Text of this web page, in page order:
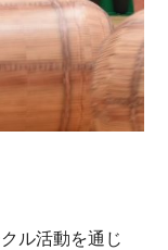
ル活動を通じ